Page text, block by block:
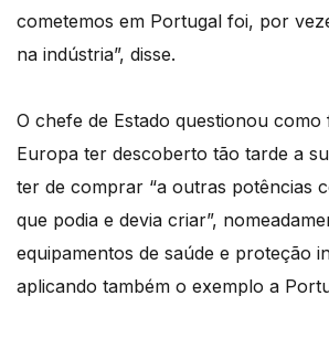
cometemos em Portugal foi, por
na indústria”, disse.
O chefe de Estado questionou como
Europa ter descoberto tão tarde a
ter de comprar “a outras potências
que podia e devia criar”,
equipamentos de saúde e proteção
aplicando também o exemplo a